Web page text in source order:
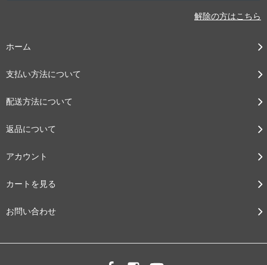
解除の方はこちら
ホーム
支払い方法について
配送方法について
返品について
アカウント
カートを見る
お問い合わせ